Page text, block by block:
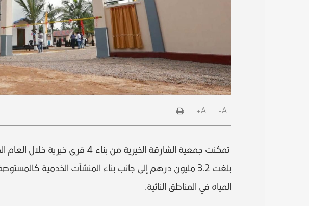
A-
A+
تمكنت جمعية الشارقة الخيرية من بناء
بلغت 3.2 مليون درهم إلى جانب بناء المنشآت الخدمية
المياه في المناطق النائية.